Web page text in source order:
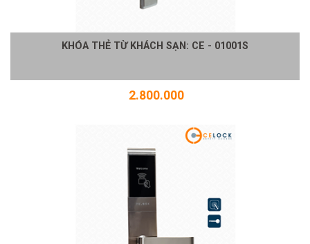
KHÓA THẺ TỪ KHÁCH SẠN: CE - 01001S
2.800.000